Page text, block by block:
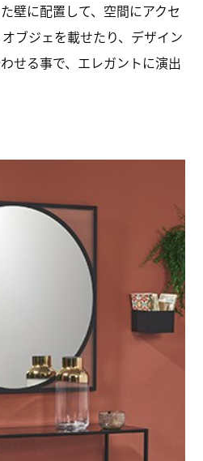
壁に配置して、空間にアクセ
ブジェを載せたり、デザイン
せる事で、エレガントに演出